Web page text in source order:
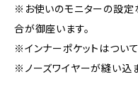
※お使いのモニターの設定
合が御座います。
※インナーポケットはつい
※ノーズワイヤーが縫い込